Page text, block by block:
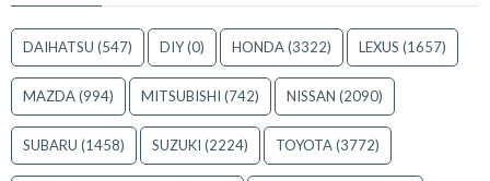
DAIHATSU (547) DIY(0) HONDA(3322) LEXUS (1657)
MAZDA(994) MITSUBISHI (742) NISSAN (2090)
SUBARU (1458) SUZUKI (2224) TOYOTA(3772)